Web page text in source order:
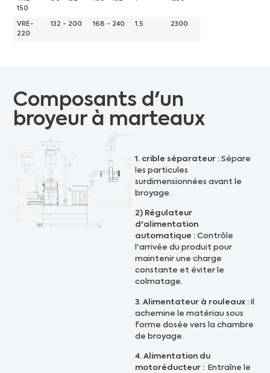
150
VRE-
220
132 - 200 168 - 240 1,5 2300
Composants d'un
broyeur à marteaux
1. crible séparateur : Sépare
les particules
surdimensionnées avant le
broyage.
2) Régulateur
d'alimentation
automatique : Contrôle
l'arrivée du produit pour
maintenir une charge
constante et éviter le
colmatage.
3. Alimentateur à rouleaux :
achemine le matériau sous
forme dosée vers la chambre
de broyage.
4. Alimentation du
motoréducteur :
Entraîne le